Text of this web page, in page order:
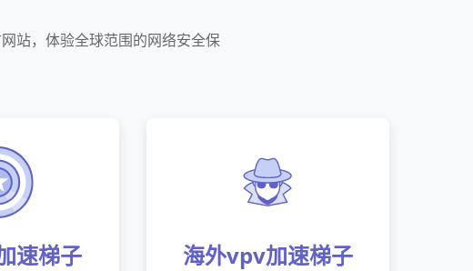
站，体验全球范围的网络安全保
速梯子 海外vpv加速梯子